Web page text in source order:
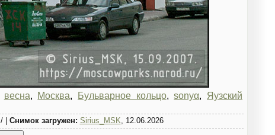
весна, Москва, Бульварное кольцо,sonyα, Яузский
/ | Снимок загружен: Sirius_MSK, 12.06.2026